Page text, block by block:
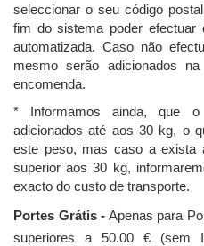
seleccionar o seu código
fim do sistema poder
automatizada. Caso não
mesmo serão adicionados
encomenda.
* Informamos ainda, que
adicionados até aos 30 kg, o
este peso, mas caso a exista
superior aos 30 kg,
exacto do custo de transporte.
Portes Grátis - Apenas para
superiores a 50.00 € (sem